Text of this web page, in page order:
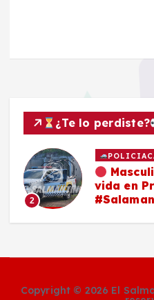
¿Te lo perdiste?
2
vida en
Copyright © 2026 El